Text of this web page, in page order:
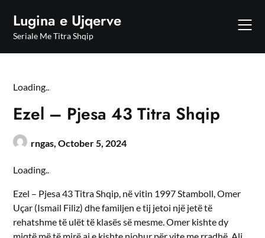
content
Lugina e Ujqerve
Seriale Me Titra Shqip
Loading...
Ezel – Pjesa 43 Titra Shqip
rngas,October 5, 2024
Loading...
Ezel – Pjesa 43 Titra Shqip, në vitin 1997 Stamboll, Omer
Uçar (Ismail Filiz) dhe familjen e tij jetoi një jetë të
rehatshme të ulët të klasës së mesme. Omer kishte dy